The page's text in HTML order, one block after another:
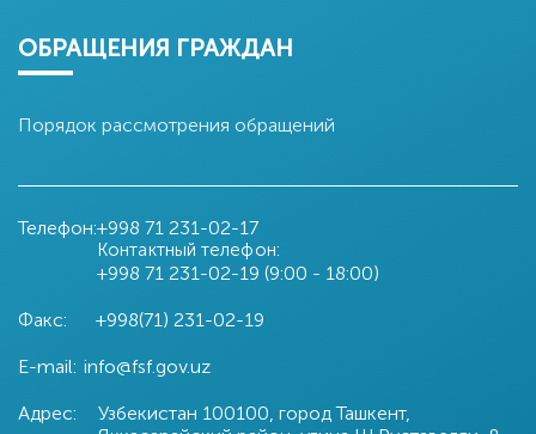
ОБРАЩЕНИЯ ГРАЖДАН
Порядок рассмотрения обращений
Телефон:+998 71 231-02-17
Контактный телефон:
+998 71 231-02-19 (9:00 - 18:00)
Факс: +998(71) 231-02-19
E-mail: info@fsf.gov.uz
Адрес:
Узбекистан 100100, город Ташкент,